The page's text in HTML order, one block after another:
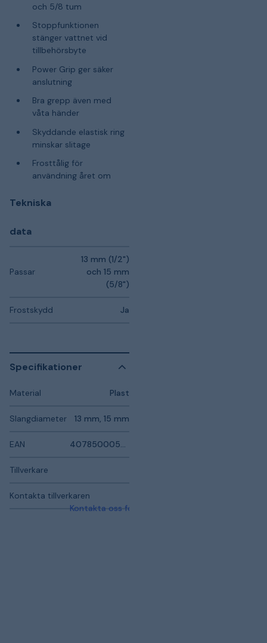
och 5/8 tum
Stoppfunktionen
stänger vattnet vid
tillbehörsbyte
Power Grip ger säker
anslutning
Bra grepp även med
våta händer
Skyddande elastisk ring
minskar slitage
Frosttålig för
användning året om
Tekniska
data
Passar
13 mm (1/2")
och 15 mm
(5/8")
Frostskydd Ja
Specifikationer
Material Plast
Slangdiameter 13 mm, 15 mm
EAN
Tillverkare
Kontakta tillverkaren
Kontakta oss för mer information